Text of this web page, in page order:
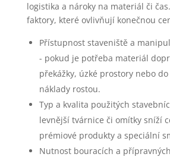
logistika a nároky na materiál či
faktory, které ovlivňují konečnou
Přístupnost staveniště a
- pokud je potřeba materiál
překážky, úzké prostory nebo
náklady rostou.
Typ a kvalita použitých
levnější tvárnice či omítky sníží
prémiové produkty a speciální
Nutnost bouracích a